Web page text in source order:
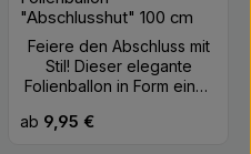
Füllung: Helium
"Abschlusshut" 100 cm
Feiere den Abschluss mit
Stil! Dieser elegante
Folienballon in Form eines
Hutes kombiniert goldene
Regulärer Preis:
ab 9,95 €